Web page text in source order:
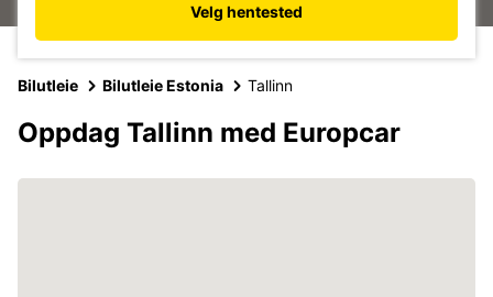
Velg hentested
Bilutleie Bilutleie Estonia Tallinn
Oppdag Tallinn med Europcar